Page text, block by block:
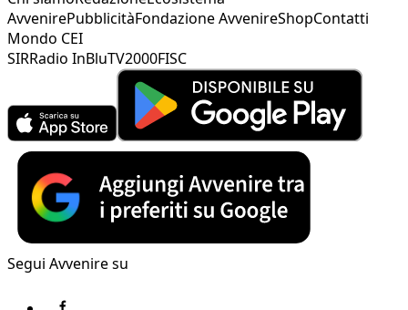
AvvenirePubblicitàFondazione AvvenireShopContatti
Mondo CEI
SIRRadio InBluTV2000FISC
Segui Avvenire su